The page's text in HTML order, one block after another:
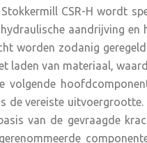
CSR-H wordt
aandrijving en
worden zodanig
laden van materiaal,
vereiste uitvoergrootte.
van de gevraagde